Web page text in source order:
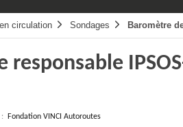
circulation Sondages Baromètre
: Fondation VINCI Autoroutes